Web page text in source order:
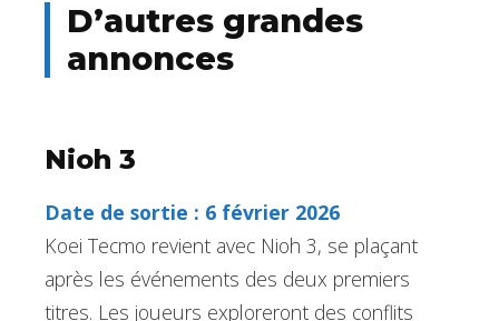
D’autres grandes
annonces
Nioh 3
Date de sortie : 6 février 2026
Koei Tecmo revient avec Nioh 3, se plaçant
après les événements des deux premiers
titres. Les joueurs exploreront des conflits